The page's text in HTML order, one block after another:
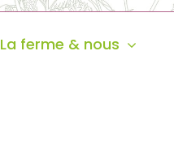
La ferme & nous